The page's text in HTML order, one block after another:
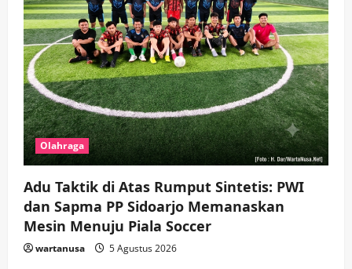
Olahraga
Adu Taktik di Atas Rumput Sintetis: PWI
dan Sapma PP Sidoarjo Memanaskan
Mesin Menuju Piala Soccer
wartanusa 5 Agustus 2026